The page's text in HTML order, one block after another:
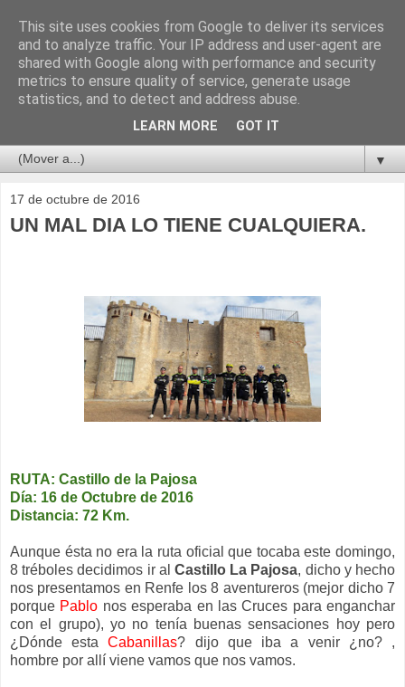
▼
17 de octubre de 2016
UN MAL DIA LO TIENE CUALQUIERA.
RUTA: Castillo de la Pajosa
Día: 16 de Octubre de 2016
Distancia: 72 Km.
Aunque ésta no era la ruta oficial que tocaba este domingo,
8 tréboles decidimos ir al Castillo La Pajosa, dicho y hecho
nos presentamos en Renfe los 8 aventureros (mejor dicho 7
porque Pablo nos esperaba en las Cruces para enganchar
con el grupo), yo no tenía buenas sensaciones hoy pero
¿Dónde estaCabanillas? dijo que iba a venir ¿no? ,
hombre por allí viene vamos que nos vamos.
This site uses cookies from Google to deliver its services
and to analyze traffic. Your IP address and user-agent are
shared with Google along with performance and security
metrics to ensure quality of service, generate usage
statistics, and to detect and address abuse.
LEARN MORE GOT IT